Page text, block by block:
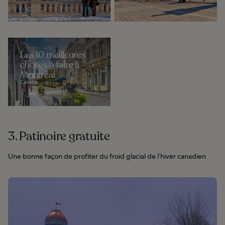
Les 10 meilleures
choses à faire à
Montréal
Canada
3. Patinoire gratuite
Une bonne façon de profiter du froid glacial de l’hiver canadien